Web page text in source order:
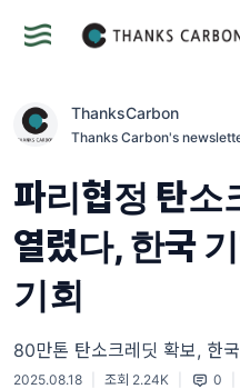
ThanksCarbon
Thanks Carbon's
파리협정 탄소
열렸다, 한국
기회
80만톤 탄소크레딧 확보, 한
2025.08.18 조회 2.24K 0